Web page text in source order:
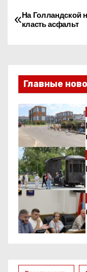
Н
а
и
г
а
ц
и
я
п
о
На Голландской
класть асфальт
Главные